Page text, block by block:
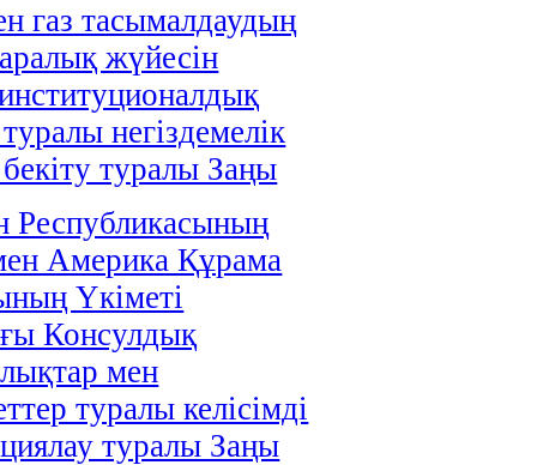
газ тасымалдаудың
жүйесін
туралы негіздемелік
бекіту туралы Заңы
Республикасының
Америка Құрама
Үкіметі
Консулдық
мен
туралы келісімді
туралы Заңы